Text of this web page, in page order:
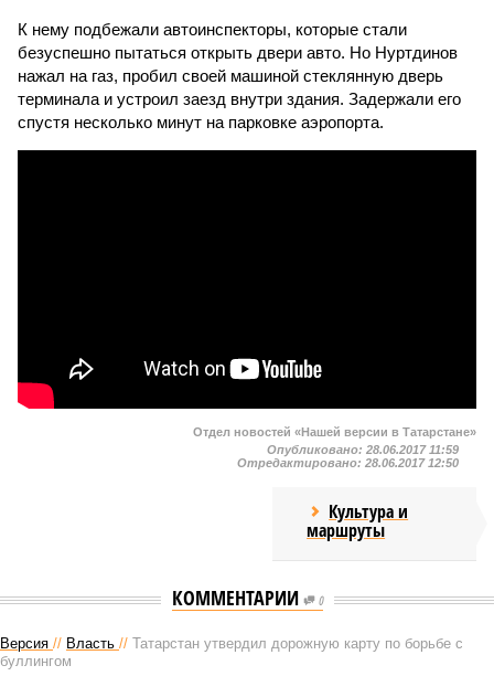
К нему подбежали автоинспекторы, которые стали
безуспешно пытаться открыть двери авто. Но Нуртдинов
нажал на газ, пробил своей машиной стеклянную дверь
терминала и устроил заезд внутри здания. Задержали его
спустя несколько минут на парковке аэропорта.
Отдел новостей «Нашей версии в Татарстане»
Опубликовано: 28.06.2017 11:59
Отредактировано: 28.06.2017 12:50
Культура и
маршруты
КОММЕНТАРИИ 0
Версия // Власть // Татарстан утвердил дорожную карту по борьбе с
буллингом